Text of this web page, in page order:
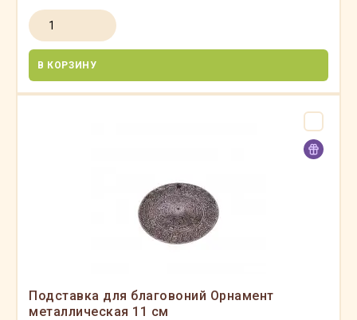
В КОРЗИНУ
Подставка для благовоний Орнамент
металлическая 11 см